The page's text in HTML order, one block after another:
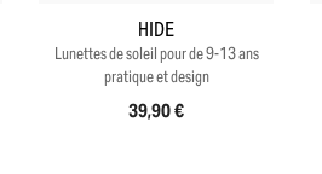
HIDE
Lunettes de soleil pour de 9-13 ans
pratique et design
39,90 €